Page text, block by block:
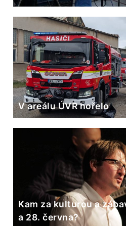
V areálu ÚVR hořelo
Kam za kulturou a
a 28. června?